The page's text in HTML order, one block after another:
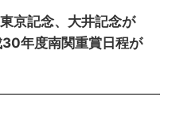
東京記念、大井記念が
30年度南関重賞日程が